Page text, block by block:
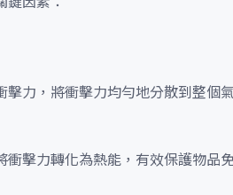
力，將衝擊力均勻地分散到整個
擊力轉化為熱能，有效保護物品